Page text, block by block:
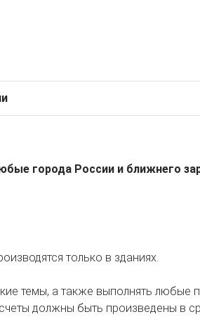
города России и ближнего
только в зданиях.
темы, а также выполнять любые
должны быть произведены в